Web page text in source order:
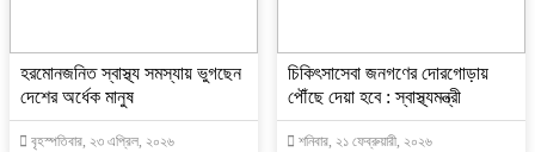
হরমোনজনিত স্বাস্থ্য সমস্যায় ভুগছেন
দেশের অর্ধেক মানুষ
বৃহস্পতিবার, ২৩ এপ্রিল, ২০২৬
চিকিৎসাসেবা জনগণের দোরগোড়ায়
পৌঁছে দেয়া হবে : স্বাস্থ্যমন্ত্রী
শনিবার, ২১ ফেব্রুয়ারী, ২০২৬